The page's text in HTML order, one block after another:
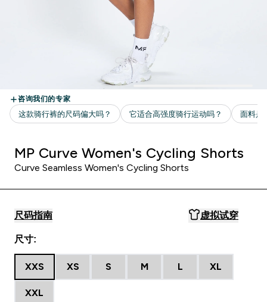
MP Curve Women's Cycling Shorts
Curve Seamless Women's Cycling Shorts
尺码指南 虚拟试穿
尺寸:
XXS XS S M L XL
XXL